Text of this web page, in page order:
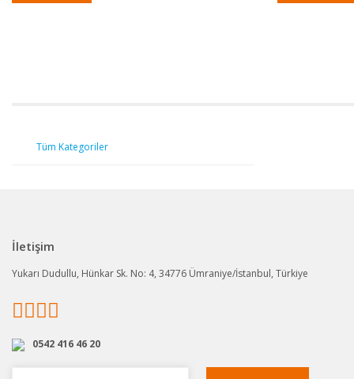
Tüm Kategoriler
İletişim
Yukarı Dudullu, Hünkar Sk. No: 4, 34776 Ümraniye/İstanbul, Türkiye
0542 416 46 20